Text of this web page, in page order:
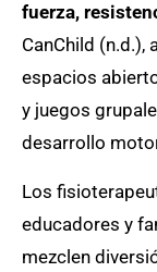
fuerza,
CanChild
espacios
y juegos
desarrollo
Los
educadores y
mezclen